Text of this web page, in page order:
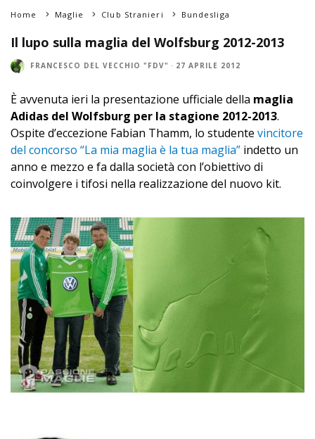
Home Maglie Club Stranieri Bundesliga
Il lupo sulla maglia del Wolfsburg 2012-2013
FRANCESCO DEL VECCHIO "FDV" · 27 APRILE 2012
È avvenuta ieri la presentazione ufficiale della maglia
Adidas del Wolfsburg per la stagione 2012-2013.
Ospite d’eccezione Fabian Thamm, lo studente vincitore
del concorso “La mia maglia è la tua maglia” indetto un
anno e mezzo e fa dalla società con l’obiettivo di
coinvolgere i tifosi nella realizzazione del nuovo kit.